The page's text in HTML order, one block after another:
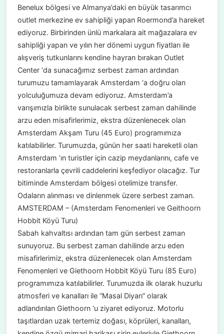
Benelux bölgesi ve Almanya’daki en büyük tasarımcı
outlet merkezine ev sahipliği yapan Roermond’a hareket
ediyoruz. Birbirinden ünlü markalara ait mağazalara ev
sahipliği yapan ve yılın her dönemi uygun fiyatları ile
alışveriş tutkunlarını kendine hayran bırakan Outlet
Center ‘da sunacağımız serbest zaman ardından
turumuzu tamamlayarak Amsterdam ‘a doğru olan
yolculuğumuza devam ediyoruz. Amsterdam’a
varışımızla birlikte sunulacak serbest zaman dahilinde
arzu eden misafirlerimiz, ekstra düzenlenecek olan
Amsterdam Akşam Turu (45 Euro) programımıza
katılabilirler. Turumuzda, günün her saati hareketli olan
Amsterdam ‘ın turistler için cazip meydanlarını, cafe ve
restoranlarla çevrili caddelerini keşfediyor olacağız. Tur
bitiminde Amsterdam bölgesi otelimize transfer.
Odaların alınması ve dinlenmek üzere serbest zaman.
AMSTERDAM – (Amsterdam Fenomenleri ve Geithoorn
Hobbit Köyü Turu)
Sabah kahvaltısı ardından tam gün serbest zaman
sunuyoruz. Bu serbest zaman dahilinde arzu eden
misafirlerimiz, ekstra düzenlenecek olan Amsterdam
Fenomenleri ve Giethoorn Hobbit Köyü Turu (85 Euro)
programımıza katılabilirler. Turumuzda ilk olarak huzurlu
atmosferi ve kanalları ile “Masal Diyarı” olarak
adlandırılan Giethoorn ‘u ziyaret ediyoruz. Motorlu
taşıtlardan uzak tertemiz doğası, köprüleri, kanalları,